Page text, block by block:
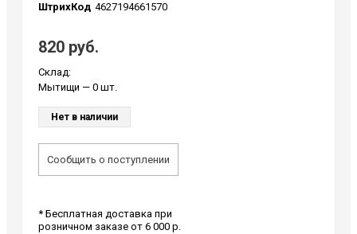
ШтрихКод 4627194661570
820 руб.
Склад:
Мытищи — 0 шт.
Нет в наличии
Сообщить о поступлении
* Бесплатная доставка при
розничном заказе от 6 000 р.